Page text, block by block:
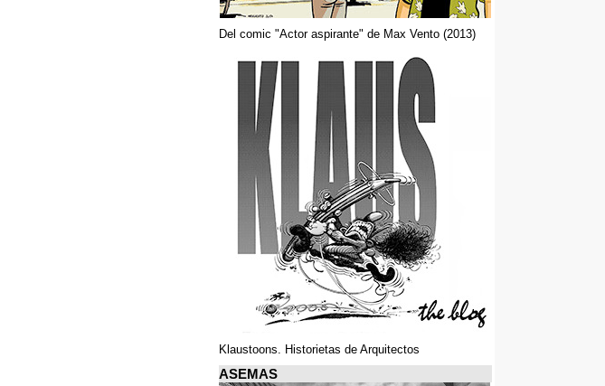
Del comic "Actor aspirante" de Max Vento (2013)
Klaustoons. Historietas de Arquitectos
ASEMAS